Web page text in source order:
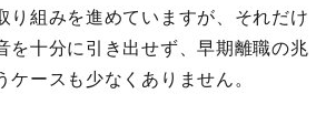
り組みを進めていますが、それだけ
を十分に引き出せず、早期離職の兆
ースも少なくありません。